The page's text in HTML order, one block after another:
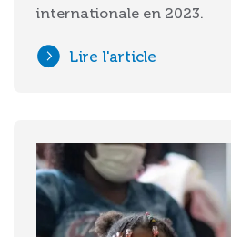
internationale en 2023.
Lire l'article
Image